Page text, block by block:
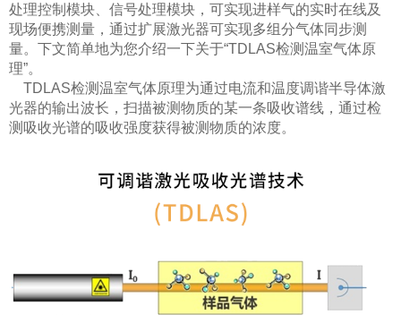
处理控制模块、信号处理模块，可实现进样气的实时在线及
现场便携测量，通过扩展激光器可实现多组分气体同步测
量。下文简单地为您介绍一下关于“TDLAS检测温室气体原
理”。
TDLAS检测温室气体原理为通过电流和温度调谐半导体激
光器的输出波长，扫描被测物质的某一条吸收谱线，通过检
测吸收光谱的吸收强度获得被测物质的浓度。